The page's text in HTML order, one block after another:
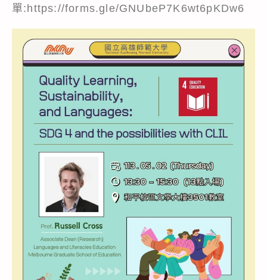
單:https://forms.gle/GNUbeP7K6wt6pKDw6